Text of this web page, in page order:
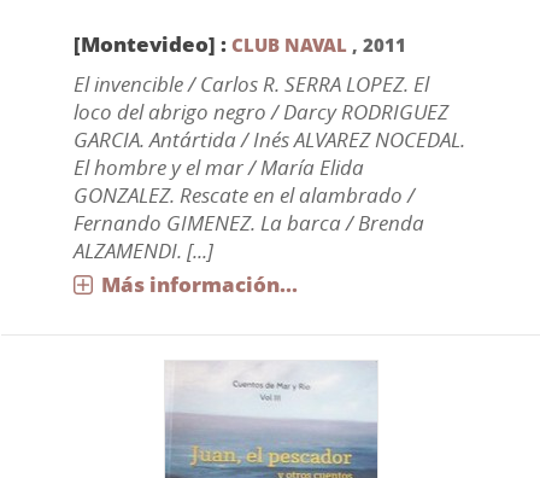
[Montevideo] : CLUB NAVAL, 2011
El invencible / Carlos R. SERRA LOPEZ. El
loco del abrigo negro / Darcy RODRIGUEZ
GARCIA. Antártida / Inés ALVAREZ NOCEDAL.
El hombre y el mar / María Elida
GONZALEZ. Rescate en el alambrado /
Fernando GIMENEZ. La barca / Brenda
ALZAMENDI. [...]
Más información...